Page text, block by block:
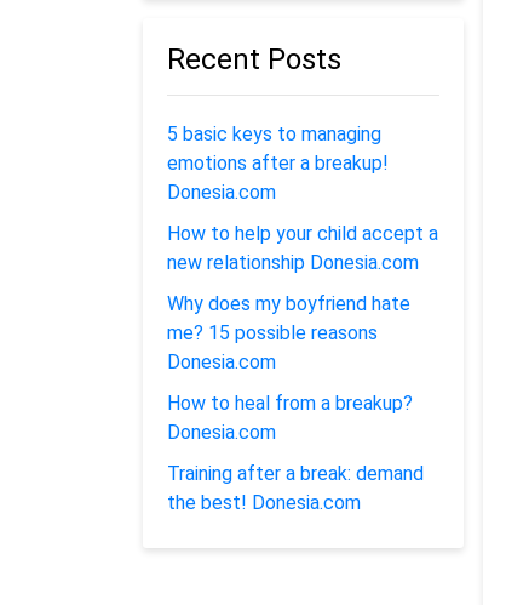
Recent Posts
5 basic keys to managing
emotions after a breakup!
Donesia.com
How to help your child accept a
new relationship Donesia.com
Why does my boyfriend hate
me? 15 possible reasons
Donesia.com
How to heal from a breakup?
Donesia.com
Training after a break: demand
the best! Donesia.com